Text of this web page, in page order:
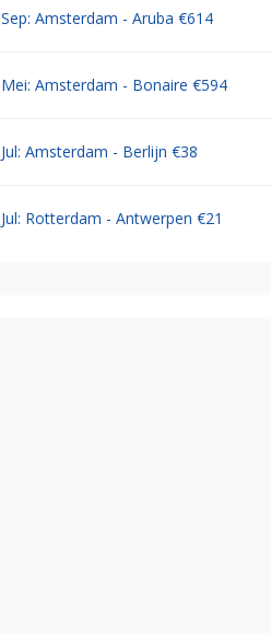
Sep: Amsterdam - Aruba €614
Mei: Amsterdam - Bonaire €594
Jul: Amsterdam - Berlijn €38
Jul: Rotterdam - Antwerpen €21